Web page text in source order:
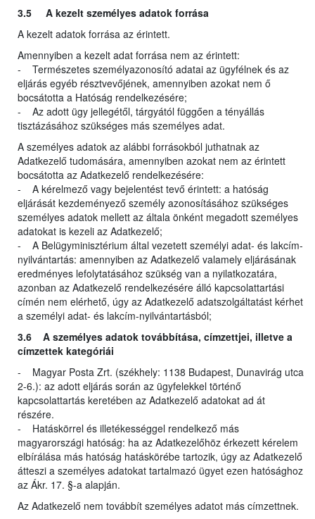
3.5 A kezelt személyes adatok forrása
A kezelt adatok forrása az érintett.
Amennyiben a kezelt adat forrása nem az érintett:
- Természetes személyazonosító adatai az ügyfélnek és az
eljárás egyéb résztvevőjének, amennyiben azokat nem ő
bocsátotta a Hatóság rendelkezésére;
- Az adott ügy jellegétől, tárgyától függően a tényállás
tisztázásához szükséges más személyes adat.
A személyes adatok az alábbi forrásokból juthatnak az
Adatkezelő tudomására, amennyiben azokat nem az érintett
bocsátotta az Adatkezelő rendelkezésére:
- A kérelmező vagy bejelentést tevő érintett: a hatóság
eljárását kezdeményező személy azonosításához szükséges
személyes adatok mellett az általa önként megadott személyes
adatokat is kezeli az Adatkezelő;
- A Belügyminisztérium által vezetett személyi adat- és lakcím-
nyilvántartás: amennyiben az Adatkezelő valamely eljárásának
eredményes lefolytatásához szükség van a nyilatkozatára,
azonban az Adatkezelő rendelkezésére álló kapcsolattartási
címén nem elérhető, úgy az Adatkezelő adatszolgáltatást kérhet
a személyi adat- és lakcím-nyilvántartásból;
3.6 A személyes adatok továbbítása, címzettjei, illetve a
címzettek kategóriái
- Magyar Posta Zrt. (székhely: 1138 Budapest, Dunavirág utca
2-6.): az adott eljárás során az ügyfelekkel történő
kapcsolattartás keretében az Adatkezelő adatokat ad át
részére.
- Hatáskörrel és illetékességgel rendelkező más
magyarországi hatóság: ha az Adatkezelőhöz érkezett kérelem
elbírálása más hatóság hatáskörébe tartozik, úgy az Adatkezelő
átteszi a személyes adatokat tartalmazó ügyet ezen hatósághoz
az Ákr. 17. §-a alapján.
Az Adatkezelő nem továbbít személyes adatot más címzettnek.